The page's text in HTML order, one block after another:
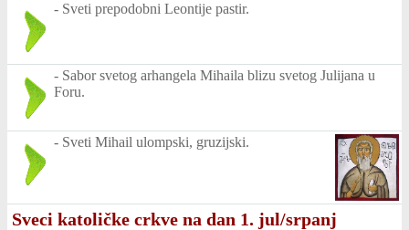
- Sveti prepodobni Leontije pastir.
- Sabor svetog arhangela Mihaila blizu svetog Julijana u
Foru.
- Sveti Mihail ulompski, gruzijski.
Sveci katoličke crkve na dan 1. jul/srpanj